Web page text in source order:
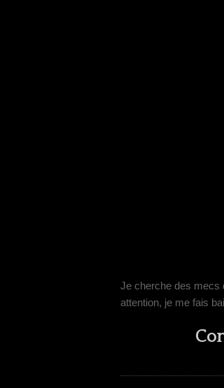
Je cherche des mecs
attention, je me fais